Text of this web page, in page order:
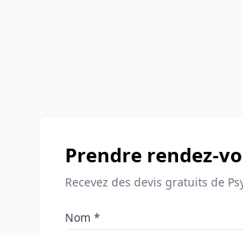
Prendre rendez-
Recevez des devis gratuits de
Nom *